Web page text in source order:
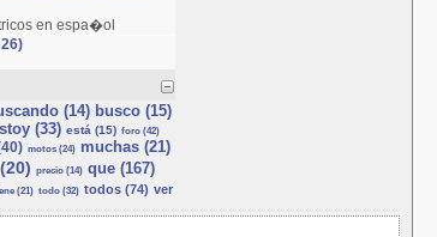
en espa�ol
(14) busco (15)
(33) está (15) foro (42)
motos (24) muchas (21)
precio (14) que (167)
(21) todo (32) todos (74) ver